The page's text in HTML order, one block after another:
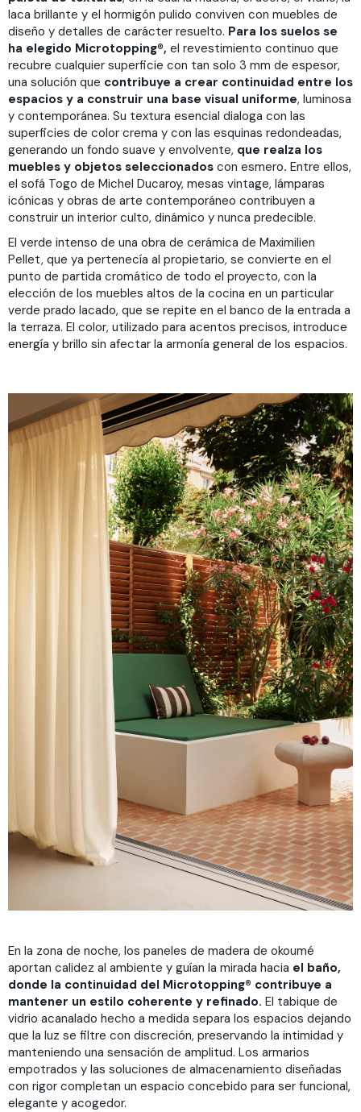
laca brillante y el hormigón pulido conviven con muebles de
diseño y detalles de carácter resuelto. Para los suelos se
ha elegido Microtopping®, el revestimiento continuo que
recubre cualquier superficie con tan solo 3 mm de espesor,
una solución que contribuye a crear continuidad entre los
espacios y a construir una base visual uniforme, luminosa
y contemporánea. Su textura esencial dialoga con las
superficies de color crema y con las esquinas redondeadas,
generando un fondo suave y envolvente, que realza los
muebles y objetos seleccionados con esmero. Entre ellos,
el sofá Togo de Michel Ducaroy, mesas vintage, lámparas
icónicas y obras de arte contemporáneo contribuyen a
construir un interior culto, dinámico y nunca predecible.
El verde intenso de una obra de cerámica de Maximilien
Pellet, que ya pertenecía al propietario, se convierte en el
punto de partida cromático de todo el proyecto, con la
elección de los muebles altos de la cocina en un particular
verde prado lacado, que se repite en el banco de la entrada a
la terraza. El color, utilizado para acentos precisos, introduce
energía y brillo sin afectar la armonía general de los espacios.
En la zona de noche, los paneles de madera de okoumé
aportan calidez al ambiente y guían la mirada hacia el baño,
donde la continuidad del Microtopping® contribuye a
mantener un estilo coherente y refinado. El tabique de
vidrio acanalado hecho a medida separa los espacios dejando
que la luz se filtre con discreción, preservando la intimidad y
manteniendo una sensación de amplitud. Los armarios
empotrados y las soluciones de almacenamiento diseñadas
con rigor completan un espacio concebido para ser funcional,
elegante y acogedor.